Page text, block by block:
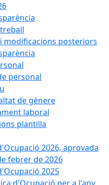
i modificacions posteriors
personal
de gènere
laboral
plantilla
2026, aprovada
febrer de 2026
2025